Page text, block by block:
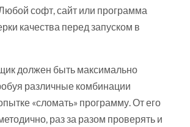
софт, сайт или программа
качества перед запуском в
должен быть максимально
различные комбинации
«сломать» программу. От его
раз за разом проверять и